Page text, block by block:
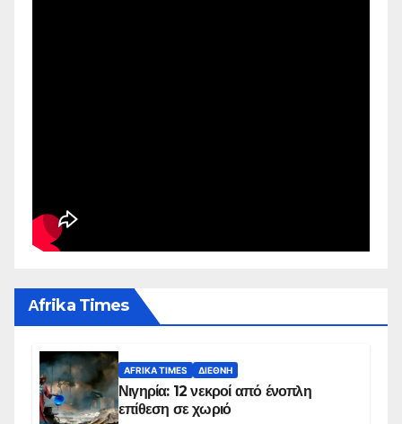
Αfrika Times
AFRIKA TIMES ΔΙΕΘΝΉ
Νιγηρία: 12 νεκροί από ένοπλη
επίθεση σε χωριό